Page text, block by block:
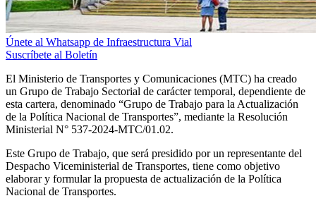
Únete al Whatsapp de Infraestructura Vial
Suscríbete al Boletín
El Ministerio de Transportes y Comunicaciones (MTC) ha creado
un Grupo de Trabajo Sectorial de carácter temporal, dependiente de
esta cartera, denominado “Grupo de Trabajo para la Actualización
de la Política Nacional de Transportes”, mediante la Resolución
Ministerial N° 537-2024-MTC/01.02.
Este Grupo de Trabajo, que será presidido por un representante del
Despacho Viceministerial de Transportes, tiene como objetivo
elaborar y formular la propuesta de actualización de la Política
Nacional de Transportes.